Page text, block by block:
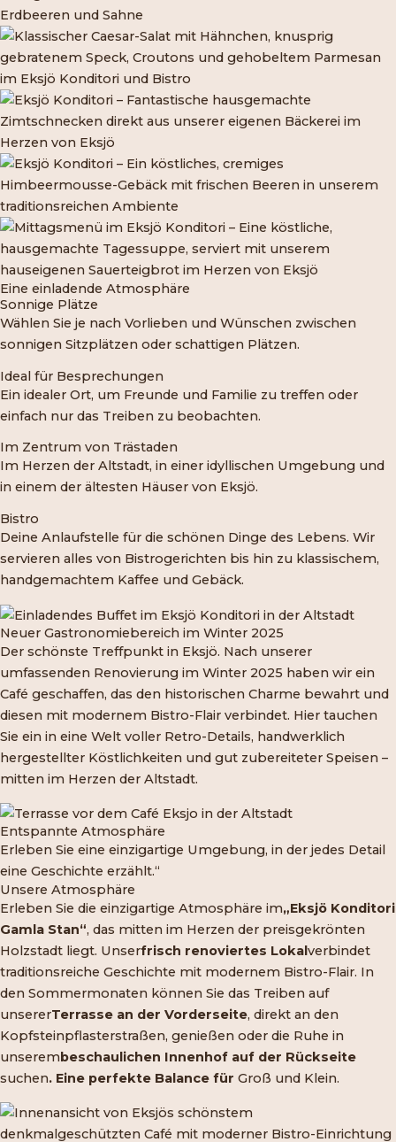
Eine einladende Atmosphäre
Sonnige Plätze
Wählen Sie je nach Vorlieben und Wünschen zwischen
sonnigen Sitzplätzen oder schattigen Plätzen.
Ideal für Besprechungen
Ein idealer Ort, um Freunde und Familie zu treffen oder
einfach nur das Treiben zu beobachten.
Im Zentrum von Trästaden
Im Herzen der Altstadt, in einer idyllischen Umgebung und
in einem der ältesten Häuser von Eksjö.
Bistro
Deine Anlaufstelle für die schönen Dinge des Lebens. Wir
servieren alles von Bistrogerichten bis hin zu klassischem,
handgemachtem Kaffee und Gebäck.
Neuer Gastronomiebereich im Winter 2025
Der schönste Treffpunkt in Eksjö. Nach unserer
umfassenden Renovierung im Winter 2025 haben wir ein
Café geschaffen, das den historischen Charme bewahrt und
diesen mit modernem Bistro-Flair verbindet. Hier tauchen
Sie ein in eine Welt voller Retro-Details, handwerklich
hergestellter Köstlichkeiten und gut zubereiteter Speisen –
mitten im Herzen der Altstadt.
Entspannte Atmosphäre
Erleben Sie eine einzigartige Umgebung, in der jedes Detail
eine Geschichte erzählt.“
Unsere Atmosphäre
Erleben Sie die einzigartige Atmosphäre im„Eksjö Konditori
Gamla Stan“, das mitten im Herzen der preisgekrönten
Holzstadt liegt. Unserfrisch renoviertes Lokal verbindet
traditionsreiche Geschichte mit modernem Bistro-Flair. In
den Sommermonaten können Sie das Treiben auf
unsererTerrasse an der Vorderseite, direkt an den
Kopfsteinpflasterstraßen, genießen oder die Ruhe in
unserem beschaulichen Innenhof auf der Rückseite
suchen. Eine perfekte Balance für Groß und Klein.